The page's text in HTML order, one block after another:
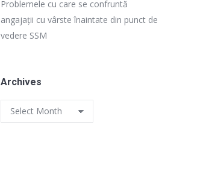
Problemele cu care se confruntă
angajații cu vârste înaintate din punct de
vedere SSM
Archives
Archives